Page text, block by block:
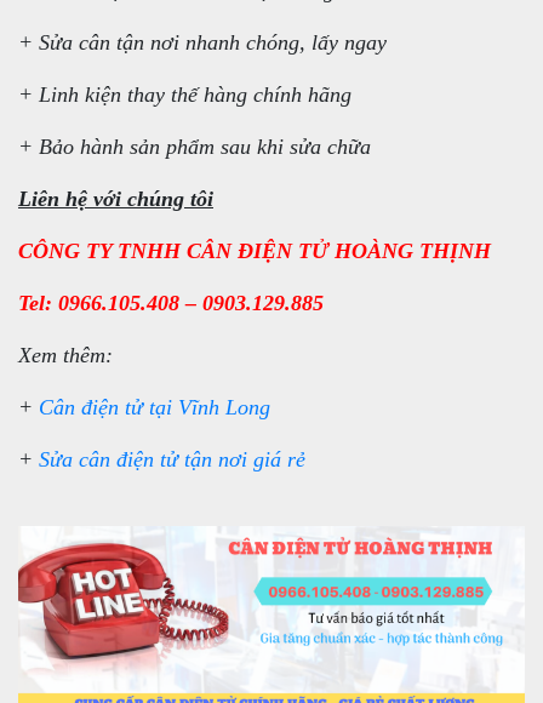
+ Sửa cân tận nơi nhanh chóng, lấy ngay
+ Linh kiện thay thế hàng chính hãng
+ Bảo hành sản phẩm sau khi sửa chữa
Liên hệ với chúng tôi
CÔNG TY TNHH CÂN ĐIỆN TỬ HOÀNG THỊNH
Tel: 0966.105.408 – 0903.129.885
Xem thêm:
+ Cân điện tử tại Vĩnh Long
+ Sửa cân điện tử tận nơi giá rẻ